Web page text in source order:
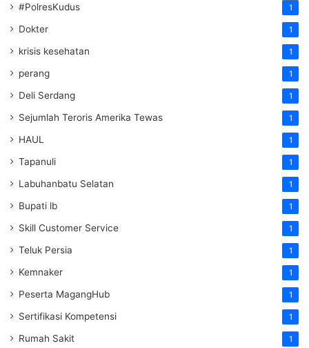
#PolresKudus 1
Dokter 1
krisis kesehatan 1
perang 1
Deli Serdang 1
Sejumlah Teroris Amerika Tewas 1
HAUL 1
Tapanuli 1
Labuhanbatu Selatan 1
Bupati lb 1
Skill Customer Service 1
Teluk Persia 1
Kemnaker 1
Peserta MagangHub 1
Sertifikasi Kompetensi 1
Rumah Sakit 1